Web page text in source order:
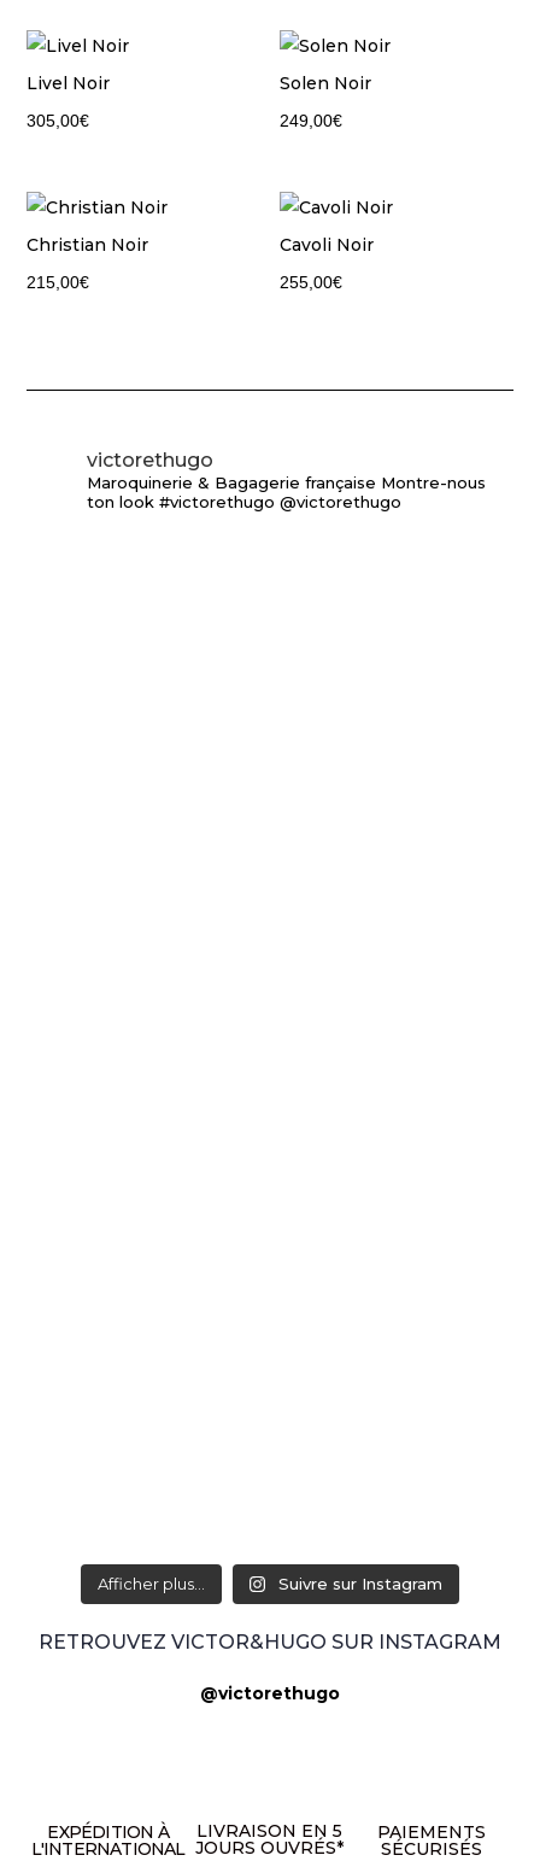
Livel Noir
305,00€
Solen Noir
249,00€
Christian Noir
215,00€
Cavoli Noir
255,00€
victorethugo
Maroquinerie & Bagagerie française Montre-nous
ton look #victorethugo @victorethugo
Afficher plus... Suivre sur Instagram
RETROUVEZ VICTOR&HUGO SUR INSTAGRAM
@victorethugo
EXPÉDITION À
L'INTERNATIONAL
LIVRAISON EN 5
JOURS OUVRÉS*
PAIEMENTS
SÉCURISÉS